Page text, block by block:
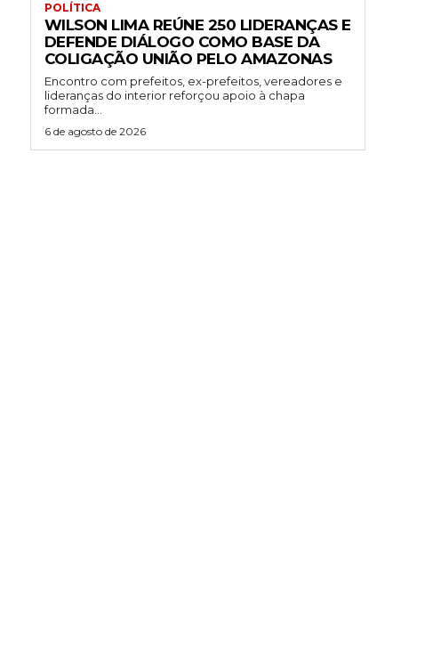
POLÍTICA
WILSON LIMA REÚNE 250 LIDERANÇAS E
DEFENDE DIÁLOGO COMO BASE DA
COLIGAÇÃO UNIÃO PELO AMAZONAS
Encontro com prefeitos, ex-prefeitos, vereadores e
lideranças do interior reforçou apoio à chapa
formada...
6 de agosto de 2026